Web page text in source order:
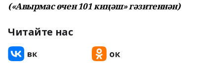
(«Авырмас өчен 101 киңәш» гәзитеннән)
Читайте нас